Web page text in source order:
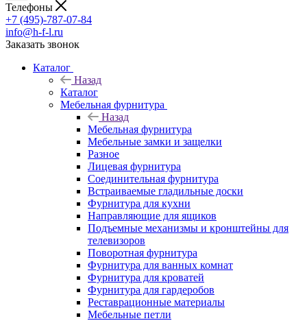
Телефоны
+7 (495)-787-07-84
info@h-f-l.ru
Заказать звонок
Каталог
Назад
Каталог
Мебельная фурнитура
Назад
Мебельная фурнитура
Мебельные замки и защелки
Разное
Лицевая фурнитура
Соединительная фурнитура
Встраиваемые гладильные доски
Фурнитура для кухни
Направляющие для ящиков
Подъемные механизмы и кронштейны для
телевизоров
Поворотная фурнитура
Фурнитура для ванных комнат
Фурнитура для кроватей
Фурнитура для гардеробов
Реставрационные материалы
Мебельные петли